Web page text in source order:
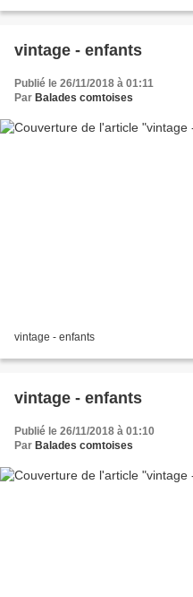
vintage - enfants
Publié le 26/11/2018 à 01:11
Par Balades comtoises
vintage - enfants
vintage - enfants
Publié le 26/11/2018 à 01:10
Par Balades comtoises